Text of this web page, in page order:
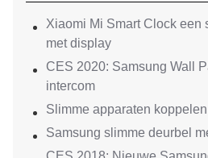
Xiaomi Mi Smart Clock een
met display
CES 2020: Samsung Wall
intercom
Slimme apparaten
Samsung slimme deurbel